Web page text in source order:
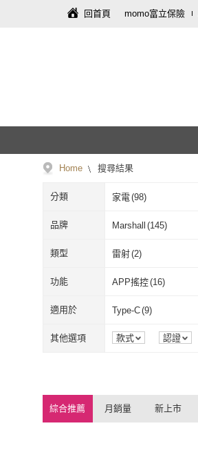
回首頁 momo富立保險
Home 搜尋結果
分類 家電 (98)
品牌 Marshall (145)
Marshall
類型 雷射(2)
雷射(2)
功能 APP搖控(16)
其他功能(
APP搖控
其他功能 (73)
適用於 Type-C(9)
Type-C )
其他選項 款式 認證
綜合推薦 月銷量 新上市